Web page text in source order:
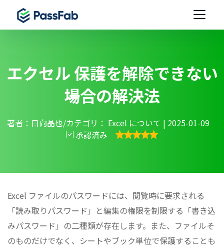
エクセル 保護を解除できない
場合の解決法
著者：日向晶也/カテゴリ： Excel について | 2025-01-09
承認済み
Excel ファイルのパスワードには、閲覧時に要求される
「読み取りパスワード」と編集の権限を制限する「書き込
みパスワード」の二種類が存在します。また、ファイルそ
のものだけでなく、シートやブック単位で保護することも